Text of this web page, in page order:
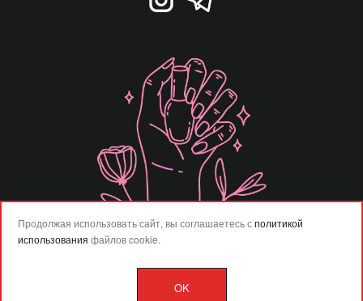
Разработка сайта –
Продолжая использовать сайт, вы соглашаетесь сполитикой
использования файлов cookie.
OK